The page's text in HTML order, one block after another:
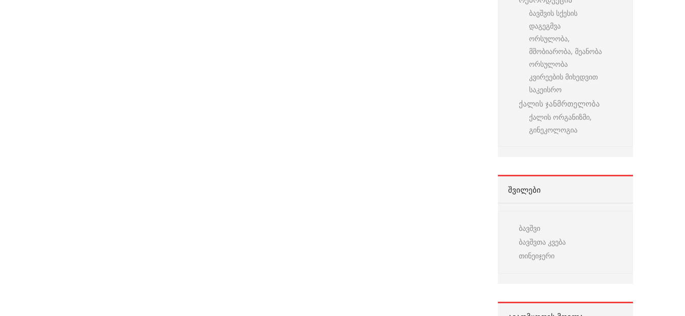
ბავშვის სქესის
დაგეგმვა
ორსულობა,
მშობიარობა, მეანობა
ორსულობა
კვირეების მიხედვით
საკეისრო
ქალის ჯანმრთელობა
ქალის ორგანიზმი,
გინეკოლოგია
ᲨᲕᲘᲚᲔᲑᲘ
ბავშვი
ბავშვთა კვება
თინეიჯერი